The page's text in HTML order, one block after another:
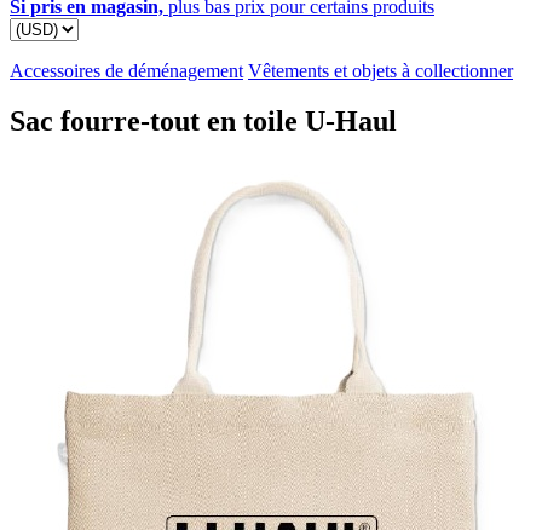
Si pris en magasin, plus bas prix pour certains produits
Accessoires de déménagement Vêtements et objets à collectionner
Sac fourre-tout en toile U-Haul